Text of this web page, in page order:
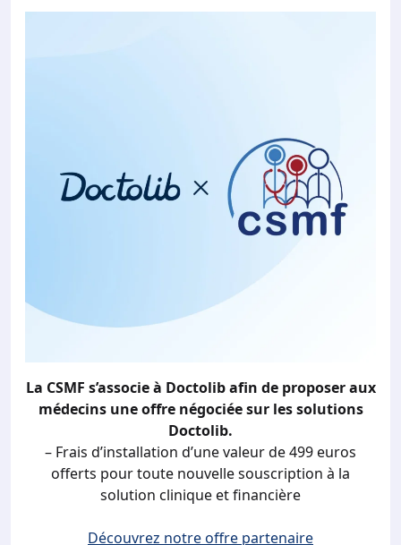
La CSMF s’associe à Doctolib afin de proposer aux
médecins une offre négociée sur les solutions
Doctolib.
– Frais d’installation d’une valeur de 499 euros
offerts pour toute nouvelle souscription à la
solution clinique et financière
Découvrez notre offre partenaire